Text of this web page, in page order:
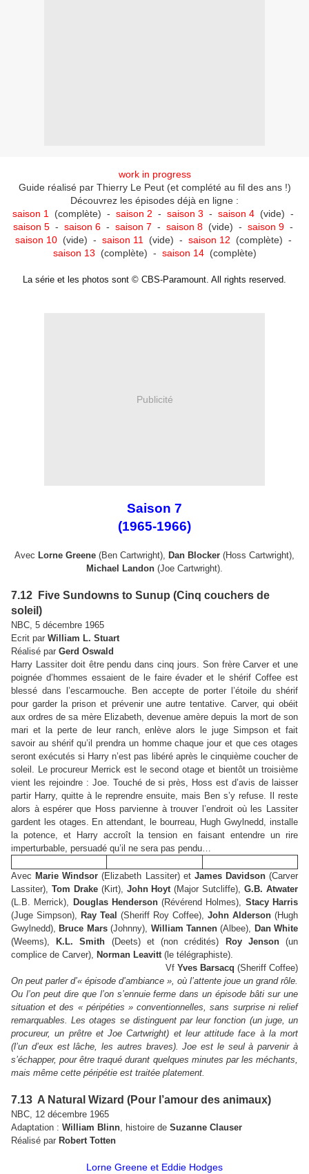
work in progress
Guide réalisé par Thierry Le Peut (et complété au fil des ans !)
Découvrez les épisodes déjà en ligne :
saison 1
(complète) - saison 2 - saison 3 - saison 4 (vide) -
saison 5 - saison 6 - saison 7 - saison 8 (vide) - saison 9 -
saison 10(vide) - saison 11 (vide) - saison 12 (complète) -
saison 13 (complète) - saison 14(complète)
La série et les photos sont © CBS-Paramount. All rights reserved.
Publicité
Saison 7
(1965-1966)
Avec Lorne Greene (Ben Cartwright), Dan Blocker (Hoss Cartwright),
Michael Landon (Joe Cartwright).
7.12 Five Sundowns to Sunup (Cinq couchers de
soleil)
NBC, 5 décembre 1965
Ecrit par William L. Stuart
Réalisé par Gerd Oswald
Harry Lassiter doit être pendu dans cinq jours. Son frère Carver et une
poignée d’hommes essaient de le faire évader et le shérif Coffee est
blessé dans l’escarmouche. Ben accepte de porter l’étoile du shérif
pour garder la prison et prévenir une autre tentative. Carver, qui obéit
aux ordres de sa mère Elizabeth, devenue amère depuis la mort de son
mari et la perte de leur ranch, enlève alors le juge Simpson et fait
savoir au shérif qu’il prendra un homme chaque jour et que ces otages
seront exécutés si Harry n’est pas libéré après le cinquième coucher de
soleil. Le procureur Merrick est le second otage et bientôt un troisième
vient les rejoindre : Joe. Touché de si près, Hoss est d’avis de laisser
partir Harry, quitte à le reprendre ensuite, mais Ben s’y refuse. Il reste
alors à espérer que Hoss parvienne à trouver l’endroit où les Lassiter
gardent les otages. En attendant, le bourreau, Hugh Gwylnedd, installe
la potence, et Harry accroît la tension en faisant entendre un rire
imperturbable, persuadé qu’il ne sera pas pendu…
Avec Marie Windsor(Elizabeth Lassiter) et James Davidson (Carver
Lassiter), Tom Drake (Kirt), John Hoyt(Major Sutcliffe),G.B. Atwater
(L.B. Merrick), Douglas Henderson(Révérend Holmes), Stacy Harris
(Juge Simpson), Ray Teal (Sheriff Roy Coffee), John Alderson (Hugh
Gwylnedd), Bruce Mars(Johnny), William Tannen(Albee), Dan White
(Weems),
K.L. Smith (Deets) et (non crédités) Roy Jenson(un
complice de Carver), Norman Leavitt (le télégraphiste).
Vf Yves Barsacq (Sheriff Coffee)
On peut parler d’« épisode d’ambiance », où l’attente joue un grand rôle.
Ou l’on peut dire que l’on s’ennuie ferme dans un épisode bâti sur une
situation et des « péripéties » conventionnelles, sans surprise ni relief
remarquables. Les otages se distinguent par leur fonction (un juge, un
procureur, un prêtre et Joe Cartwright) et leur attitude face à la mort
(l’un d’eux est lâche, les autres braves). Joe est le seul à parvenir à
s’échapper, pour être traqué durant quelques minutes par les méchants,
mais même cette péripétie est traitée platement.
7.13 A Natural Wizard (Pour l’amour des animaux)
NBC, 12 décembre 1965
Adaptation : William Blinn, histoire de Suzanne Clauser
Réalisé par Robert Totten
Lorne Greene et Eddie Hodges